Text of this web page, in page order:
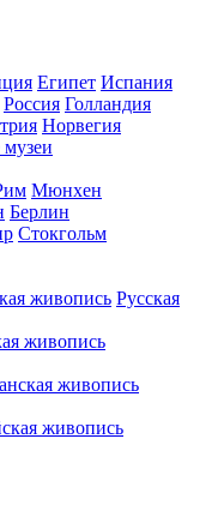
Египет Испания
Россия Голландия
Норвегия
Мюнхен
Берлин
Стокгольм
живопись Русская
живопись
живопись
живопись